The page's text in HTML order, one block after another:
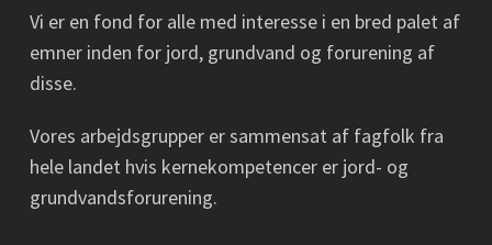
Vi er en fond for alle med interesse i en bred palet af
emner inden for jord, grundvand og forurening af
disse.
Vores arbejdsgrupper er sammensat af fagfolk fra
hele landet hvis kernekompetencer er jord- og
grundvandsforurening.